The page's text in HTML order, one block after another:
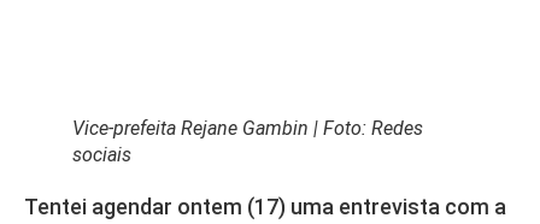
Vice-prefeita Rejane Gambin | Foto: Redes
sociais
Tentei agendar ontem (17) uma entrevista com a